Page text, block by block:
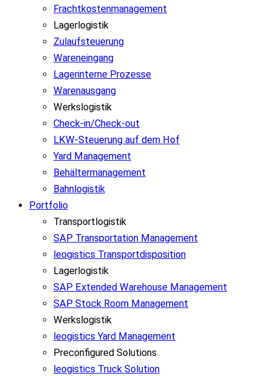
Frachtkostenmanagement
Lagerlogistik
Zulaufsteuerung
Wareneingang
Lagerinterne Prozesse
Warenausgang
Werkslogistik
Check-in/Check-out
LKW-Steuerung auf dem Hof
Yard Management
Behältermanagement
Bahnlogistik
Portfolio
Transportlogistik
SAP Transportation Management
leogistics Transportdisposition
Lagerlogistik
SAP Extended Warehouse Management
SAP Stock Room Management
Werkslogistik
leogistics Yard Management
Preconfigured Solutions
leogistics Truck Solution